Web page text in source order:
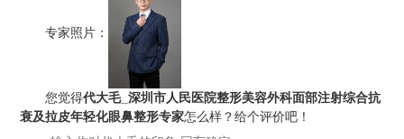
专家照片：
您觉得代大毛_深圳市人民医院整形美容外科面部注射综合抗
衰及拉皮年轻化眼鼻整形专家怎么样？给个评价吧！